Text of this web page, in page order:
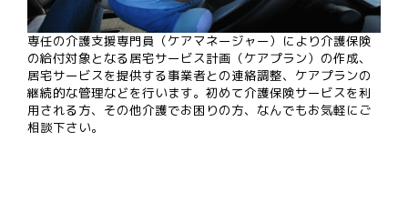
専任の介護支援専門員（ケアマネージャー）により介護保険
の給付対象となる居宅サービス計画（ケアプラン）の作成、
居宅サービスを提供する事業者との連絡調整、ケアプランの
継続的な管理などを行います。初めて介護保険サービスを利
用される方、その他介護でお困りの方、なんでもお気軽にご
相談下さい。